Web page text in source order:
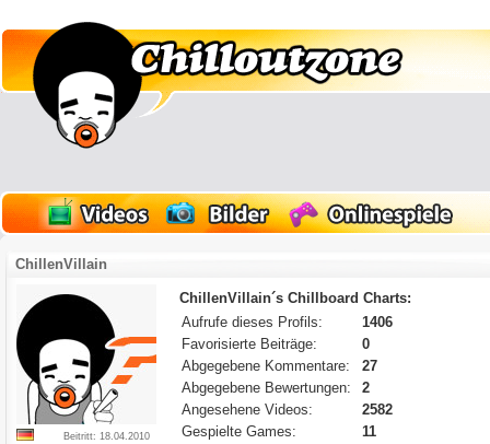
ChillenVillain
Beitritt: 18.04.2010
ChillenVillain´s Chillboard Charts:
Aufrufe dieses Profils:
1406
Favorisierte Beiträge:
0
Abgegebene Kommentare:
27
Abgegebene Bewertungen:
2
Angesehene Videos:
2582
Gespielte Games:
11